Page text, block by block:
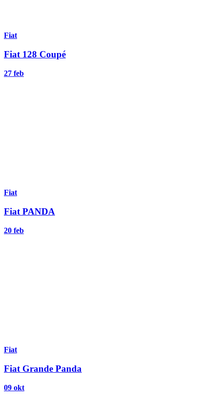
Fiat
Fiat 128 Coupé
27 feb
Fiat
Fiat PANDA
20 feb
Fiat
Fiat Grande Panda
09 okt